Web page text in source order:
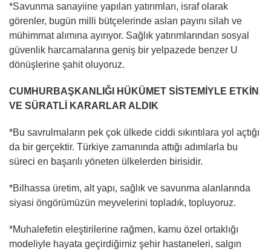
*Savunma sanayiine yapılan yatırımları, israf olarak
görenler, bugün milli bütçelerinde aslan payını silah ve
mühimmat alımına ayırıyor. Sağlık yatırımlarından sosyal
güvenlik harcamalarına geniş bir yelpazede benzer U
dönüşlerine şahit oluyoruz.
CUMHURBAŞKANLIĞI HÜKÜMET SİSTEMİYLE ETKİN
VE SÜRATLİ KARARLAR ALDIK
*Bu savrulmaların pek çok ülkede ciddi sıkıntılara yol açtığı
da bir gerçektir. Türkiye zamanında attığı adımlarla bu
süreci en başarılı yöneten ülkelerden birisidir.
*Bilhassa üretim, alt yapı, sağlık ve savunma alanlarında
siyasi öngörümüzün meyvelerini topladık, topluyoruz.
*Muhalefetin eleştirilerine rağmen, kamu özel ortaklığı
modeliyle hayata geçirdiğimiz şehir hastaneleri, salgın